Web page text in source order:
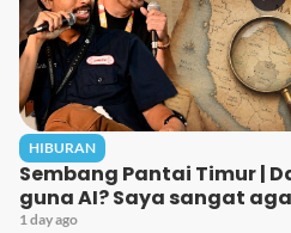
HIBURAN
Sembang Pantai Timur |
guna AI? Saya sangat
1 day ago